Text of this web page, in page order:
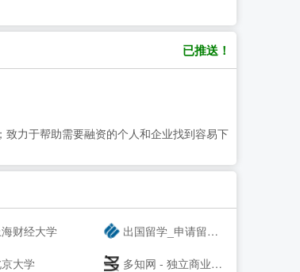
已推送！
力于帮助需要融资的个人和企业找到容易下
财经大学 出国留学_申请留学指导_专业的留学咨询中介-启德教育
大学 多知网 - 独立商业视角 新锐教育观察